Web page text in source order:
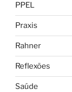
PPEL
Praxis
Rahner
Reflexões
Saúde